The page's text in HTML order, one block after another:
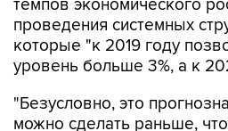
которые "к 2019 году
уровень больше 3%, а к
"Безусловно, это
придется сделать позже", -